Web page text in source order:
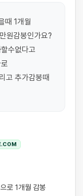
때 1개월
원감봉인가요?
수없다고
고 추가감봉때